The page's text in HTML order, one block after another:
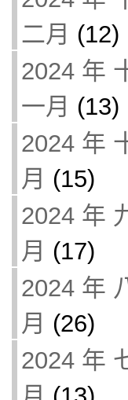
二月 (12)
2024 年
一月 (13)
2024 年
月 (15)
2024 年
月 (17)
2024 年
月 (26)
2024 年